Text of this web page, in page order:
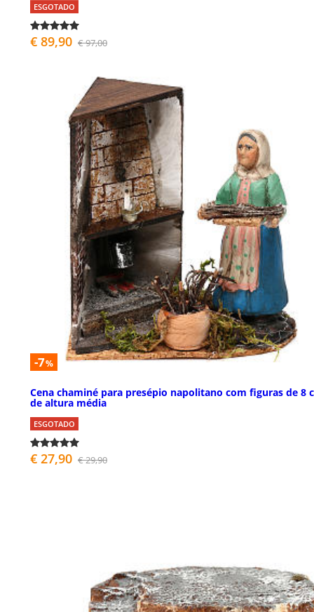
ESGOTADO
€ 89,90 € 97,00
-7%
Cena chaminé para presépio napolitano com figuras de 8
de altura média
ESGOTADO
€ 27,90 € 29,90